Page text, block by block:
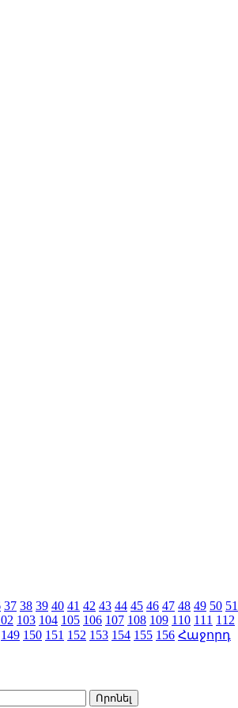
37 38 39 40 41 42 43 44 45 46 47 48 49 50 51
103 104 105 106 107 108 109 110 111 112
149 150 151 152 153 154 155 156 Հաջորդ
Որոնել